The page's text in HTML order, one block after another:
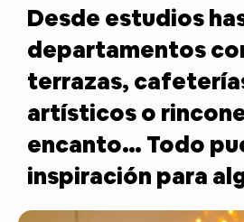
Desde estudios
departamentos
terrazas,
artísticos o
encanto… Todo
inspiración para